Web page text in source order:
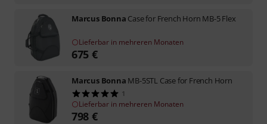
Marcus Bonna Case for French Horn MB-5 Flex
Lieferbar in mehreren Monaten
675 €
Marcus Bonna MB-5STL Case for French Horn
1
Lieferbar in mehreren Monaten
798 €